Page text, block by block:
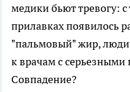
медики бьют тревогу: с
прилавках появилось
"пальмовый" жир, люди
к врачам с
Совпадение?